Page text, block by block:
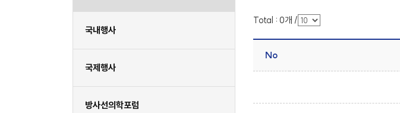
국내행사
국제행사
방사선의학포럼
Total : 0개 /
No